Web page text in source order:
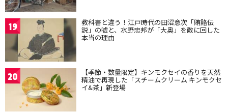
19 教科書と違う！江戸時代の田沼意次「賄賂伝
説」の嘘と、水野忠邦が「大奥」を敵に回した
本当の理由
20 【季節・数量限定】キンモクセイの香りを天然
精油で再現した「スチームクリーム キンモクセ
イ&茶」新登場